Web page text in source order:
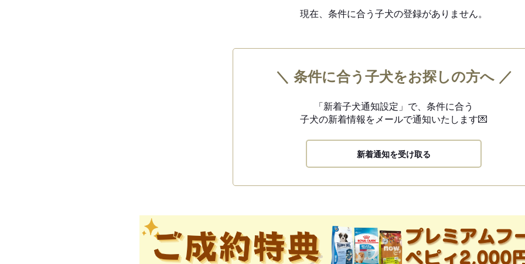
現在、条件に合う子犬の登録がありません。
＼ 条件に合う子犬をお探しの方へ ／
「新着子犬通知設定」で、 条件に合う
子犬の新着情報をメールで通知いたします💌
新着通知を受け取る